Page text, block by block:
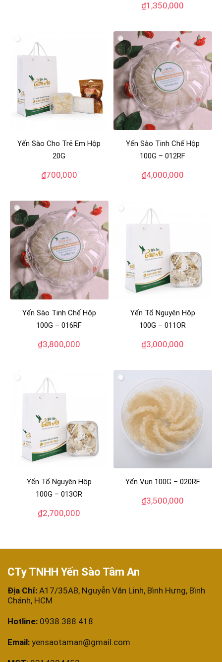
₫1,350,000
Yến Sào Cho Trẻ Em Hộp
20G
₫700,000
Yến Sào Tinh Chế Hộp
100G – 012RF
₫4,000,000
Yến Sào Tinh Chế Hộp
100G – 016RF
₫3,800,000
Yến Tổ Nguyên Hộp
100G – 011OR
₫3,000,000
Yến Tổ Nguyên Hộp
100G – 013OR
₫2,700,000
Yến Vụn 100G – 020RF
₫3,500,000
CTy TNHH Yến Sào Tâm An
Địa Chỉ: A17/35AB, Nguyễn Văn Linh, Bình Hưng, Bình
Chánh, HCM
Hotline: 0938.388.418
Email: yensaotaman@gmail.com